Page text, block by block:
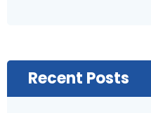
Recent Posts